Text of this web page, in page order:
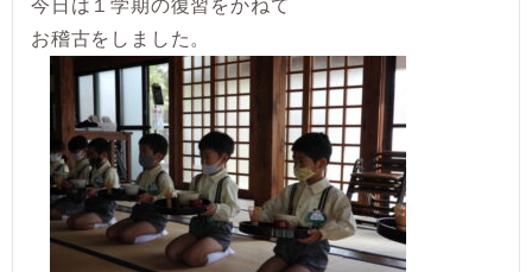
今日は１学期の復習をかねて
お稽古をしました。